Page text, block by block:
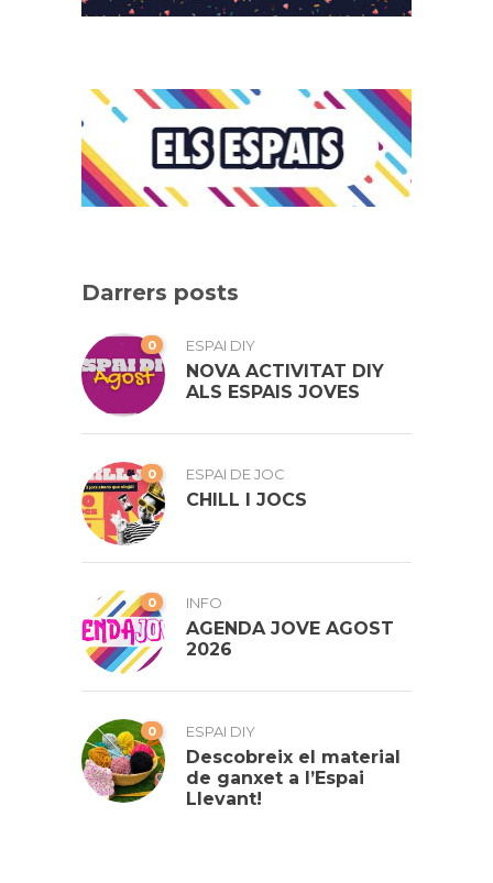
Darrers posts
0 ESPAI DIY
NOVA ACTIVITAT DIY
ALS ESPAIS JOVES
0 ESPAI DE JOC
CHILL I JOCS
0 INFO
AGENDA JOVE AGOST
2026
0 ESPAI DIY
Descobreix el material
de ganxet a l’Espai
Llevant!